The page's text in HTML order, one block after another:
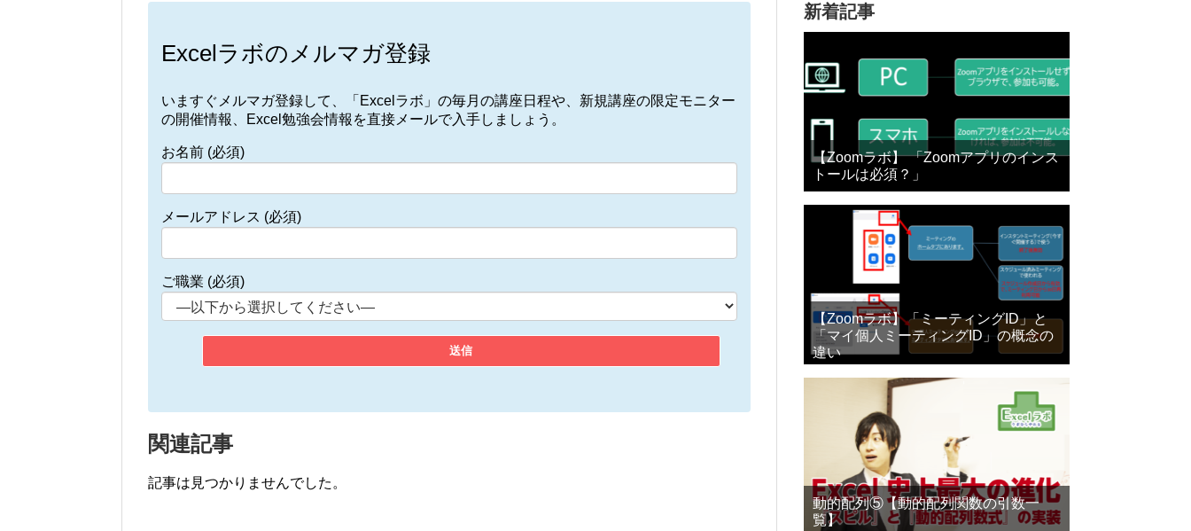
Excelラボのメルマガ登録
いますぐメルマガ登録して、「Excelラボ」の毎月の講座日程や、新規講座の限定モニター
の開催情報、Excel勉強会情報を直接メールで入手しましょう。
お名前 (必須)
メールアドレス (必須)
ご職業 (必須)
関連記事
記事は見つかりませんでした。
新着記事
【Zoomラボ】 「Zoomアプリのインス
トールは必須？」
【Zoomラボ】「ミーティングID」と
「マイ個人ミーティングID」の概念の
違い
動的配列⑤【動的配列関数の引数一
覧】